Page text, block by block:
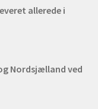
allerede i
Nordsjælland ved